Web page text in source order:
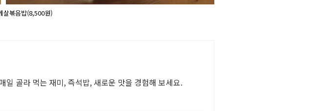
살볶음밥(8,500원)
일 골라 먹는 재미, 즉석밥, 새로운 맛을 경험해 보세요.